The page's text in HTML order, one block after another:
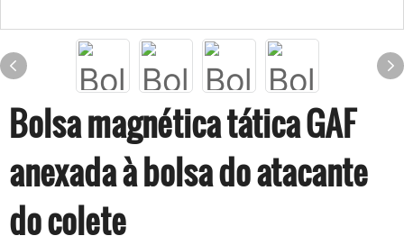
Bolsa magnética tática GAF
anexada à bolsa do atacante
do colete